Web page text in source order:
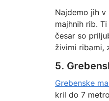
Najdemo jih v
majhnih rib.
česar so
živimi ribami,
5.
Grebenske
kril do 7